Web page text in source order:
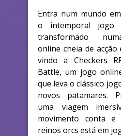
Entra num mundo
o intemporal jogo
transformado
online cheia de acção
vindo a Checkers
Battle, um jogo
que leva o clássico
novos patamares.
uma viagem
movimento conta
reinos orcs está em